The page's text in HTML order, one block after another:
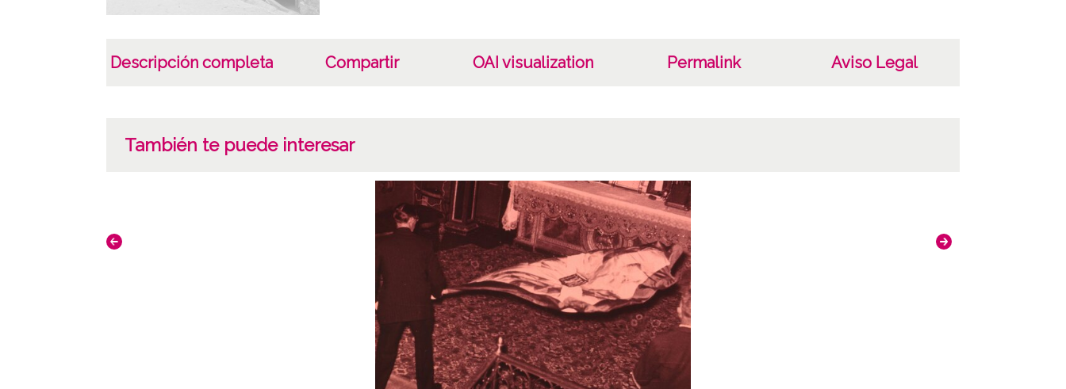
Descripción completa Compartir OAI visualization Permalink Aviso Legal
También te puede interesar